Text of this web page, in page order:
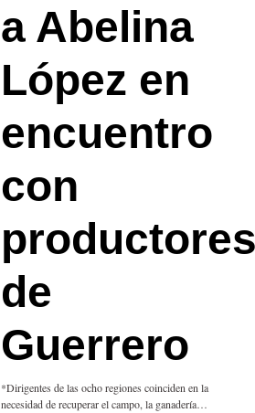
a Abelina
López en
encuentro
con
de
Guerrero
*Dirigentes de las ocho regiones coinciden en la
necesidad de recuperar el campo, la ganadería…